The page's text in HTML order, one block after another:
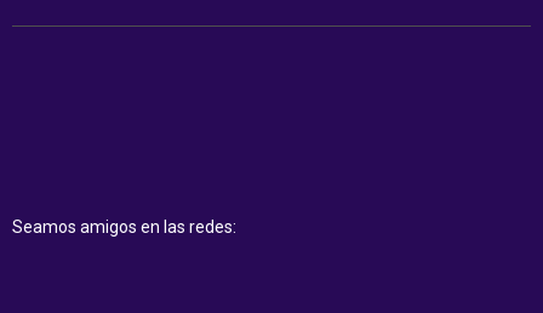
Seamos amigos en las redes: